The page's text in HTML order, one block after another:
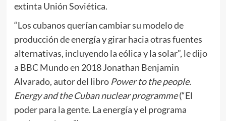
extinta Unión Soviética.
“Los cubanos querían cambiar su modelo de
producción de energía y girar hacia otras fuentes
alternativas, incluyendo la eólica y la solar”, le dijo
a BBC Mundo en 2018 Jonathan Benjamin
Alvarado, autor del libroPower to the people.
Energy and the Cuban nuclear programme(“El
poder para la gente. La energía y el programa